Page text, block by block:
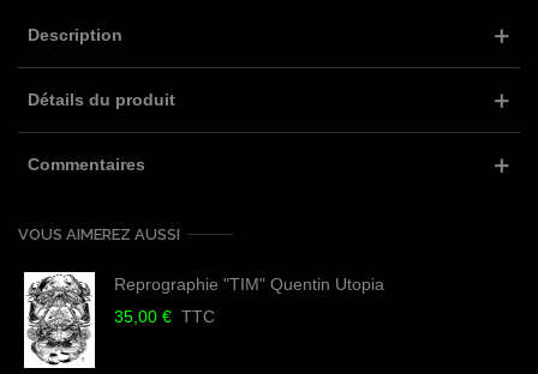
Description
Détails du produit
Commentaires
VOUS AIMEREZ AUSSI
Reprographie "TIM" Quentin Utopia
35,00 € TTC